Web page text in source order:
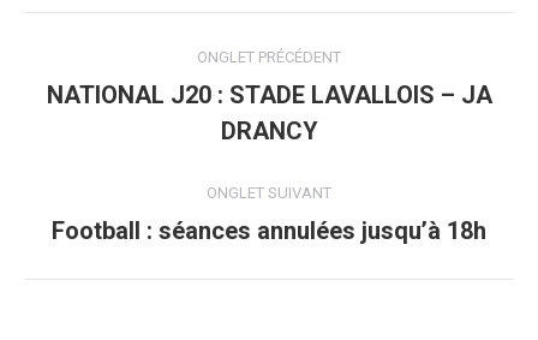
de
commentaire
ONGLET PRÉCÉDENT
Onglet
précédent
NATIONAL J20 : STADE LAVALLOIS – JA
DRANCY
ONGLET SUIVANT
Onglet
Football : séances annulées jusqu’à 18h